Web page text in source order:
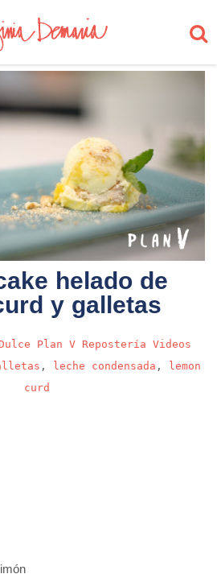
helado de
y galletas
Dulce Plan V Repostería Videos
, leche condensada ,
lemon
curd